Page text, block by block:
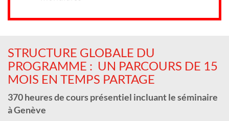
STRUCTURE GLOBALE DU
PROGRAMME : UN PARCOURS DE 15
MOIS EN TEMPS PARTAGE
370 heures de cours présentiel incluant le séminaire
à Genève